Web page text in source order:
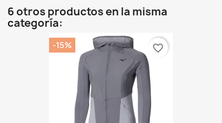
6 otros productos en la misma
categoría:
-15% favorite_border